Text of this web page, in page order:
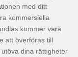
med ditt
kommersiella
kommer vara
att överföras till
dina rättigheter